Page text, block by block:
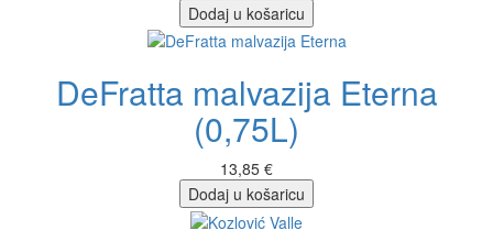
Dodaj u košaricu
DeFratta malvazija Eterna
(0,75L)
13,85 €
Dodaj u košaricu